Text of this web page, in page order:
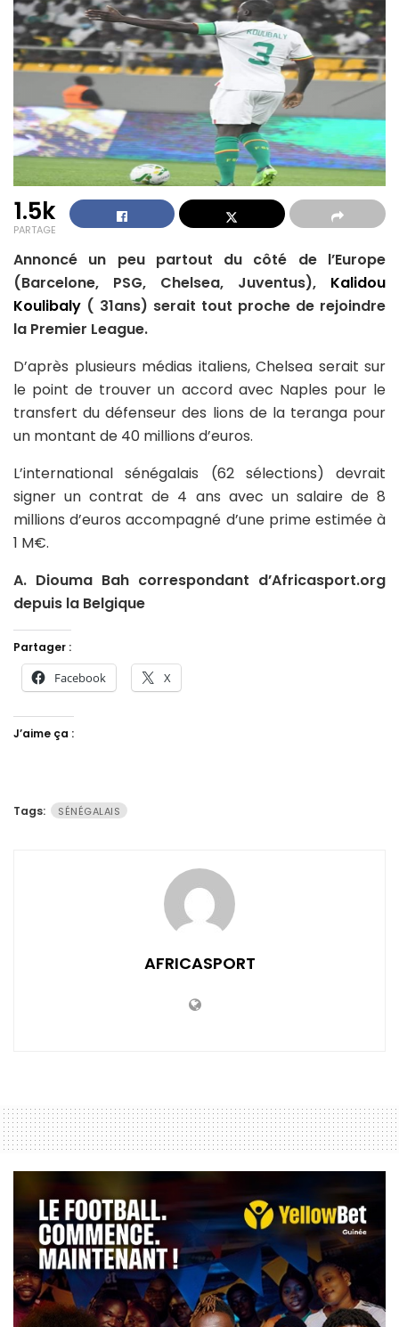
1.5k
PARTAGE
Annoncé un peu partout du côté de l’Europe
(Barcelone, PSG, Chelsea, Juventus), Kalidou
Koulibaly ( 31ans) serait tout proche de rejoindre
la Premier League.
D’après plusieurs médias italiens, Chelsea serait sur
le point de trouver un accord avec Naples pour le
transfert du défenseur des lions de la teranga pour
un montant de 40 millions d’euros.
L’international sénégalais (62 sélections) devrait
signer un contrat de 4 ans avec un salaire de 8
millions d’euros accompagné d’une prime estimée à
1 M€.
A. Diouma Bah correspondant d’Africasport.org
depuis la Belgique
Partager :
Facebook X
J’aime ça :
Tags: SÉNÉGALAIS
AFRICASPORT